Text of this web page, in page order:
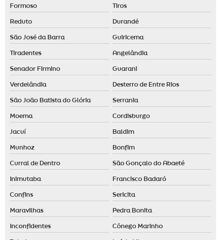
Formoso Tiros
Reduto Durandé
São José da Barra Guiricema
Tiradentes Angelândia
Senador Firmino Guarani
Verdelândia Desterro de Entre Rios
São João Batista do Glória Serrania
Moema Cordisburgo
Jacuí Baldim
Munhoz Bonfim
Curral de Dentro São Gonçalo do Abaeté
Inimutaba Francisco Badaró
Confins Sericita
Maravilhas Pedra Bonita
Inconfidentes Cônego Marinho